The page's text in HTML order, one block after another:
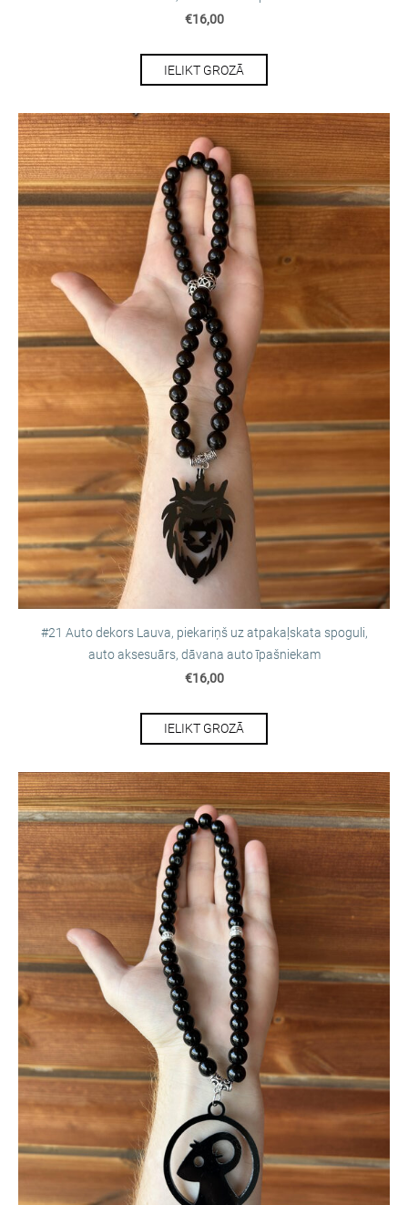
€16,00
IELIKT GROZĀ
#21 Auto dekors Lauva, piekariņš uz atpakaļskata spoguli,
auto aksesuārs, dāvana auto īpašniekam
€16,00
IELIKT GROZĀ